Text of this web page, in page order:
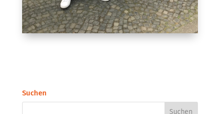
Suchen